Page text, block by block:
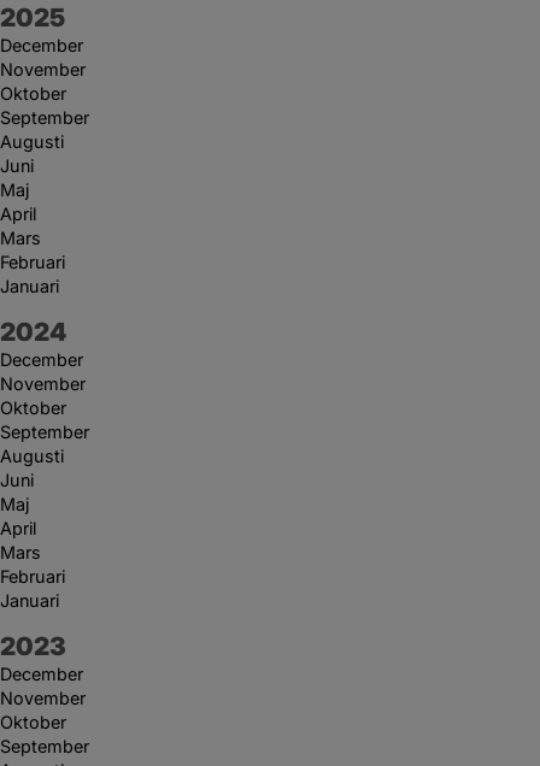
År:
2025
December
November
Oktober
September
Augusti
Juni
Maj
April
Mars
Februari
Januari
År:
2024
December
November
Oktober
September
Augusti
Juni
Maj
April
Mars
Februari
Januari
År:
2023
December
November
Oktober
September